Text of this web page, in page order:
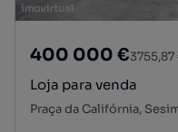
400 000 €3755,87
Loja para venda